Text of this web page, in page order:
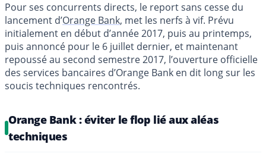
Pour ses concurrents directs, le report sans cesse du
lancement d’Orange Bank, met les nerfs à vif. Prévu
initialement en début d’année 2017, puis au printemps,
puis annoncé pour le 6 juillet dernier, et maintenant
repoussé au second semestre 2017, l’ouverture officielle
des services bancaires d’Orange Bank en dit long sur les
soucis techniques rencontrés.
Orange Bank : éviter le flop lié aux aléas
techniques